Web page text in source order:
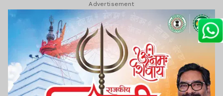
Advertisement